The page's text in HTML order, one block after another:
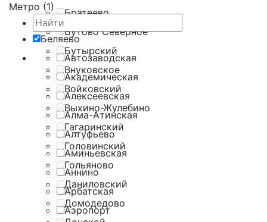
Братеево
Бутово Северное
Бутырский
Внуковское
Войковский
Выхино-Жулебино
Гагаринский
Головинский
Гольяново
Даниловский
Домодедово
Метро (1)
Беляево
Автозаводская
Академическая
Алексеевская
Алма-Атинская
Алтуфьево
Аминьевская
Аннино
Арбатская
Аэропорт